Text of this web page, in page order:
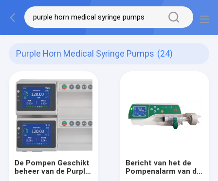
Purple Horn Medical Syringe Pumps (24)
De Pompen Geschikt
beheer van de Purple
Bericht van het de
Pompenalarm van de